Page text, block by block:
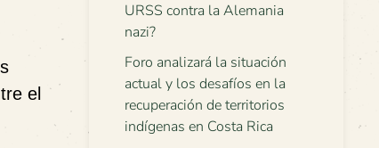
el
URSS contra la Alemania
nazi?
Foro analizará la situación
actual y los desafíos en la
recuperación de territorios
indígenas en Costa Rica